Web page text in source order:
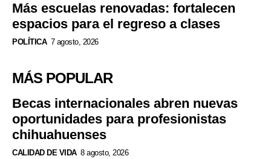
Más escuelas renovadas: fortalecen
espacios para el regreso a clases
POLÍTICA 7 agosto, 2026
MÁS POPULAR
Becas internacionales abren nuevas
oportunidades para profesionistas
chihuahuenses
CALIDAD DE VIDA 8 agosto, 2026